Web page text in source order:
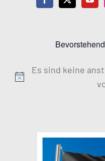
Hinweis
Es sind keine